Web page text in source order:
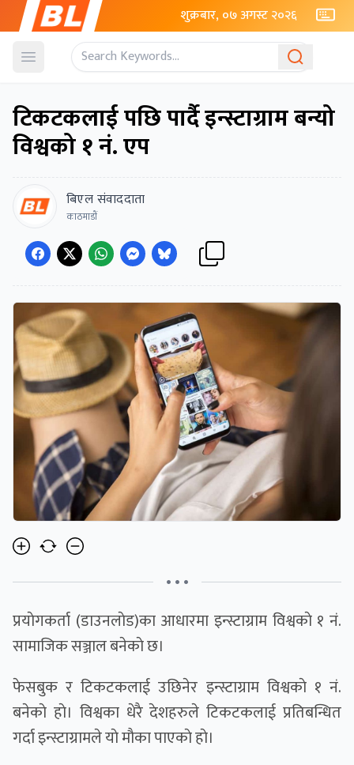
शुक्रबार, ०७ अगस्ट २०२६
Open menu
टिकटकलाई पछि पार्दै इन्स्टाग्राम बन्यो
विश्वको १ नं. एप
बिएल संवाददाता
काठमाडाैं
• • •
प्रयाेगकर्ता (डाउनलाेड)का आधारमा इन्स्टाग्राम विश्वकाे १ नं.
सामाजिक सञ्जाल बनेकाे छ।
फेसबुक र टिकटकलाई उछिनेर इन्स्टाग्राम विश्वकाे १ नं.
बनेकाे हाे। विश्वका धेरै देशहरुले टिकटकलाई प्रतिबन्धित
गर्दा इन्स्टाग्रामले याे माैका पाएकाे हाे।